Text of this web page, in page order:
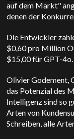
auf dem Markt"
denen der
Die Entwickler
$0,60 pro Million
$15,00 für GPT-4o.
Olivier Godement,
das Potenzial des
Intelligenz sind so
Arten von
Schreiben, alle